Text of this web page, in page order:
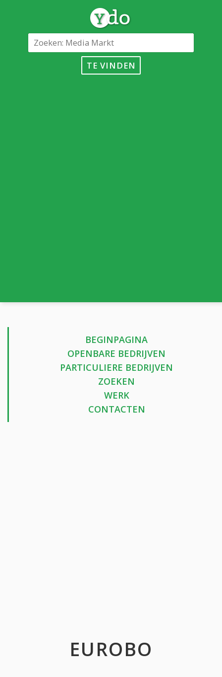
TE VINDEN
BEGINPAGINA
OPENBARE BEDRIJVEN
PARTICULIERE BEDRIJVEN
ZOEKEN
WERK
CONTACTEN
EUROBO